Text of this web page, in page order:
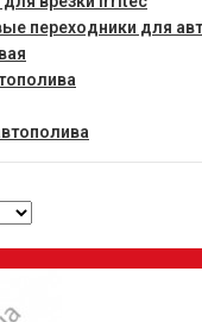
переходники для